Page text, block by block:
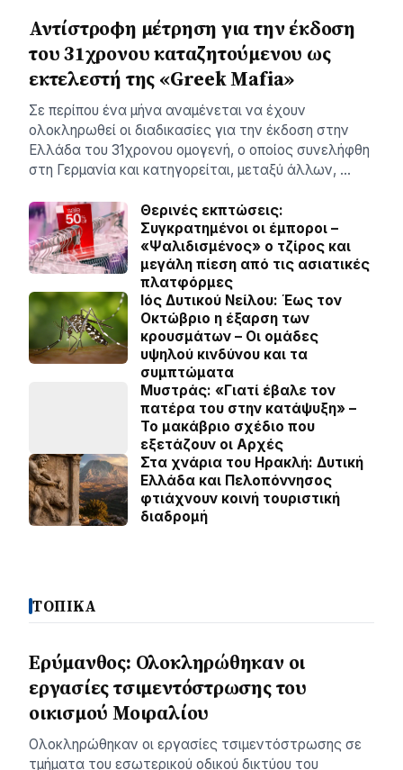
Αντίστροφη μέτρηση για την έκδοση
του 31χρονου καταζητούμενου ως
εκτελεστή της «Greek Mafia»
Σε περίπου ένα μήνα αναμένεται να έχουν
ολοκληρωθεί οι διαδικασίες για την έκδοση στην
Ελλάδα του 31χρονου ομογενή, ο οποίος συνελήφθη
στη Γερμανία και κατηγορείται, μεταξύ άλλων, …
Θερινές εκπτώσεις:
Συγκρατημένοι οι έμποροι –
«Ψαλιδισμένος» ο τζίρος και
μεγάλη πίεση από τις ασιατικές
πλατφόρμες
Ιός Δυτικού Νείλου: Έως τον
Οκτώβριο η έξαρση των
κρουσμάτων – Οι ομάδες
υψηλού κινδύνου και τα
συμπτώματα
Μυστράς: «Γιατί έβαλε τον
πατέρα του στην κατάψυξη» –
Το μακάβριο σχέδιο που
εξετάζουν οι Αρχές
Στα χνάρια του Ηρακλή: Δυτική
Ελλάδα και Πελοπόννησος
φτιάχνουν κοινή τουριστική
διαδρομή
ΤΟΠΙΚΑ
Ερύμανθος: Ολοκληρώθηκαν οι
εργασίες τσιμεντόστρωσης του
οικισμού Μοιραλίου
Ολοκληρώθηκαν οι εργασίες τσιμεντόστρωσης σε
τμήματα του εσωτερικού οδικού δικτύου του